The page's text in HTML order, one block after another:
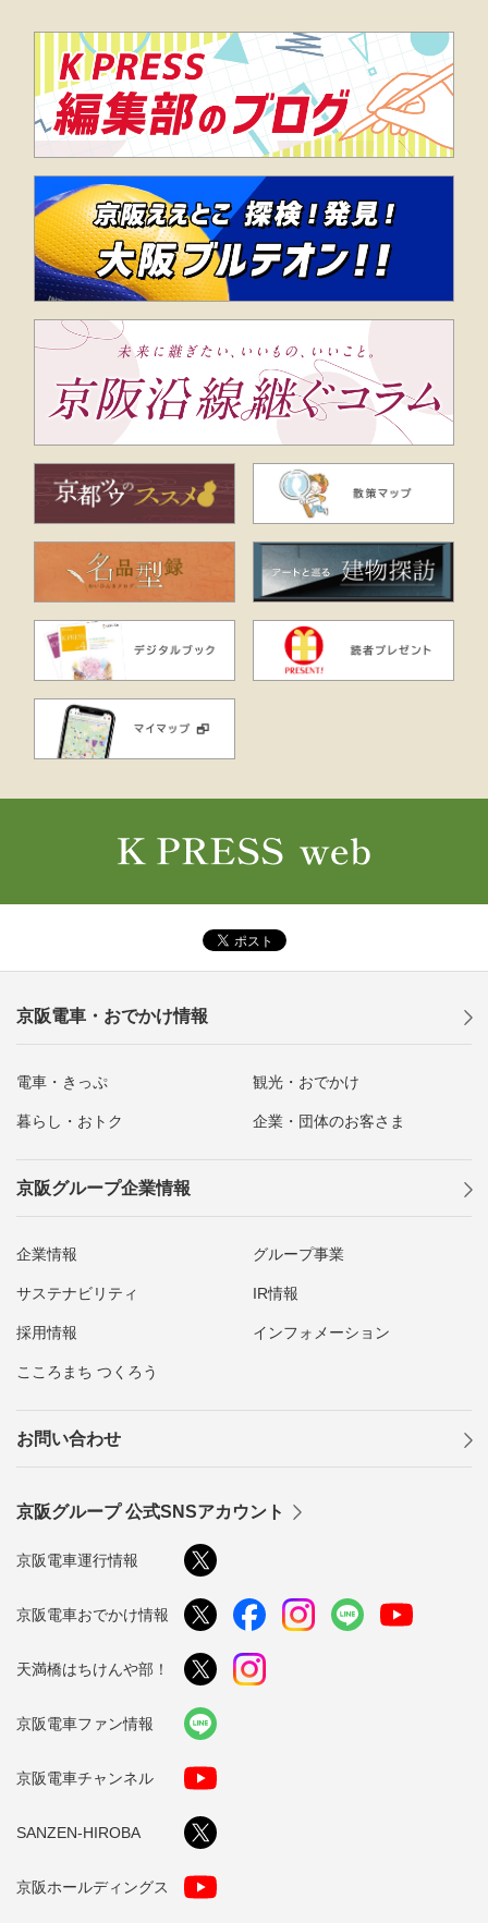
京阪電車・おでかけ情報
電車・きっぷ 観光・おでかけ
暮らし・おトク 企業・団体のお客さま
京阪グループ企業情報
企業情報 グループ事業
サステナビリティ IR情報
採用情報 インフォメーション
こころまち つくろう
お問い合わせ
京阪グループ 公式SNSアカウント
京阪電車運行情報
京阪電車おでかけ情報
天満橋はちけんや部！
京阪電車ファン情報
京阪電車チャンネル
SANZEN-HIROBA
京阪ホールディングス